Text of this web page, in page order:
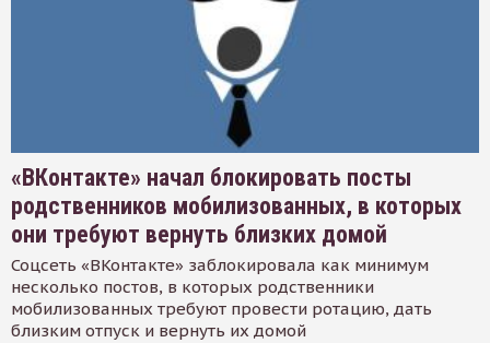
«ВКонтакте» начал блокировать посты
родственников мобилизованных, в которых
они требуют вернуть близких домой
Соцсеть «ВКонтакте» заблокировала как минимум
несколько постов, в которых родственники
мобилизованных требуют провести ротацию, дать
близким отпуск и вернуть их домой